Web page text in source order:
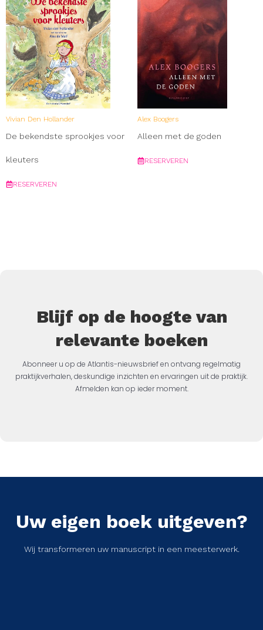
Vivian Den Hollander
De bekendste sprookjes voor
kleuters
RESERVEREN
Alex Boogers
Alleen met de goden
RESERVEREN
Blijf op de hoogte van
relevante boeken
Abonneer u op de Atlantis-nieuwsbrief en ontvang regelmatig
praktijkverhalen, deskundige inzichten en ervaringen uit de praktijk.
Afmelden kan op ieder moment.
Uw eigen boek uitgeven?
Wij transformeren uw manuscript in een meesterwerk.